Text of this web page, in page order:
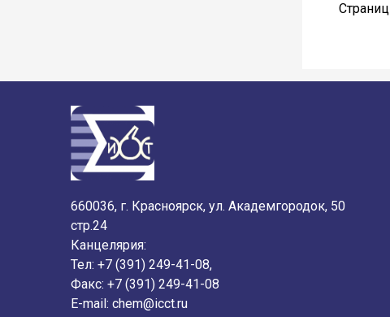
660036, г. Красноярск, ул. Академгородок, 50
стр.24
Канцелярия:
Тел: +7 (391) 249-41-08,
Факс: +7 (391) 249-41-08
E-mail: chem@icct.ru